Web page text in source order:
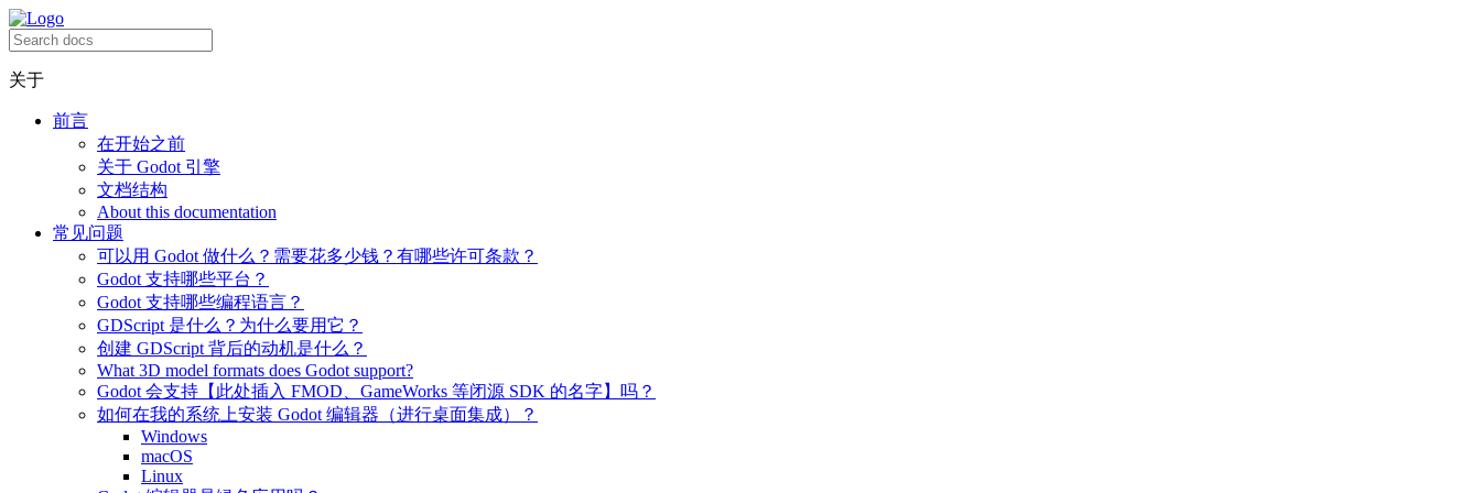
关于
前言
在开始之前
关于 Godot 引擎
文档结构
About this documentation
常见问题
可以用 Godot 做什么？需要花多少钱？有哪些许可条款？
Godot 支持哪些平台？
Godot 支持哪些编程语言？
GDScript 是什么？为什么要用它？
创建 GDScript 背后的动机是什么？
What 3D model formats does Godot support?
Godot 会支持【此处插入 FMOD、GameWorks 等闭源 SDK 的名字】吗？
如何在我的系统上安装 Godot 编辑器（进行桌面集成）？
Windows
macOS
Linux